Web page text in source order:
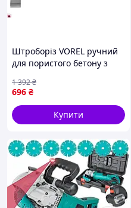
Штроборіз VOREL ручний
для пористого бетону з
для створення штроб у
стінах
696 ₴
1 392₴
Купити